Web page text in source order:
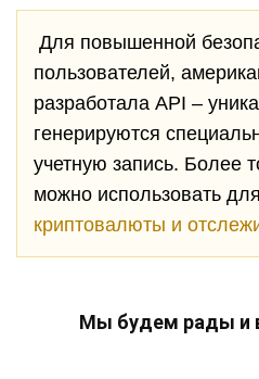
Для повышенной
пользователей,
разработала API –
генерируются
учетную запись. Более
можно использовать
криптовалюты и
Мы будем рады и